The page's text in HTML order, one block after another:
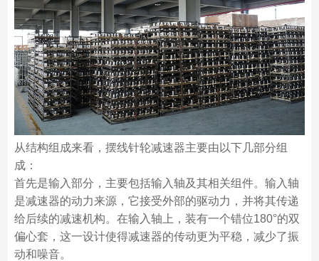
从结构组成来看，摆线针轮减速器主要由以下几部分组
成：
首先是输入部分，主要包括输入轴及其相关组件。输入轴
是减速器的动力来源，它接受外部的驱动力，并将其传递
给后续的减速机构。在输入轴上，装有一个错位180°的双
偏心套，这一设计使得减速器的传动更为平稳，减少了振
动和噪音。